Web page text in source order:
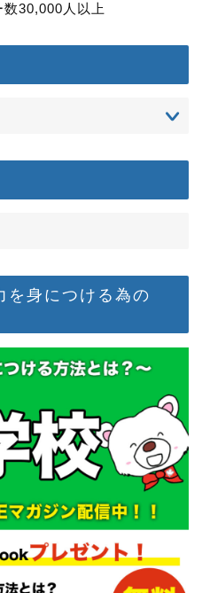
数30,000人以上
を身につける為の